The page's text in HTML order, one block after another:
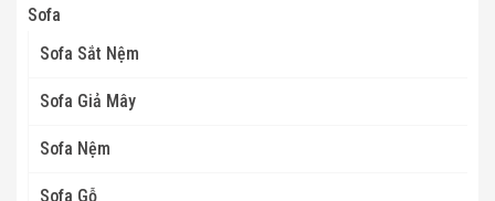
Sofa
Sofa Sắt Nệm
Sofa Giả Mây
Sofa Nệm
Sofa Gỗ